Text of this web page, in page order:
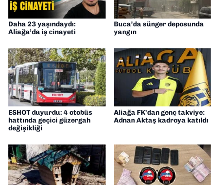
Daha 23 yaşındaydı:
Aliağa’da iş cinayeti
Buca’da sünger deposunda
yangın
ESHOT duyurdu: 4 otobüs
hattında geçici güzergah
değişikliği
Aliağa FK’dan genç takviye:
Adnan Aktaş kadroya katıldı